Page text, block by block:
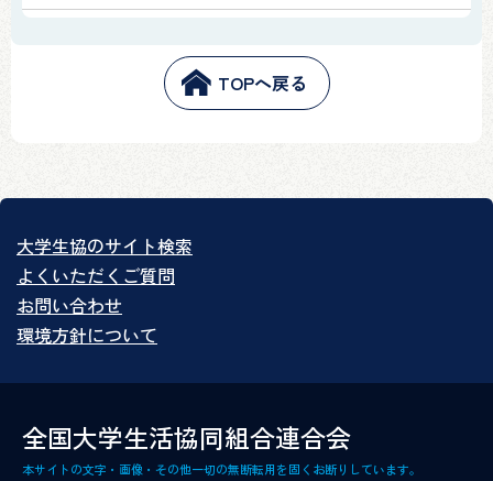
「大学生協のWEB読書マラソン（2025年度）の総評」
した！
2026年06月25日 (木)
Book Best 10
全国10生協の書籍部で、今売れている本のベストテン
を紹介します。
した！
2026年05月25日 (月)
TOPへ戻る
大学生協のサイト検索
よくいただくご質問
お問い合わせ
環境方針について
全国大学生活協同組合連合会
本サイトの文字・画像・その他一切の無断転用を固くお断りしています。